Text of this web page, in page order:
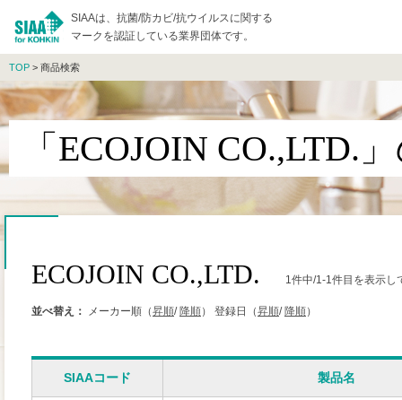
SIAAは、抗菌/防カビ/抗ウイルスに関する
マークを認証している業界団体です。
TOP > 商品検索
「ECOJOIN CO.,LTD.
ECOJOIN CO.,LTD. 1件中/1-1件目を表示し
並べ替え： メーカー順（昇順/ 降順） 登録日（昇順/ 降順）
SIAAコード 製品名